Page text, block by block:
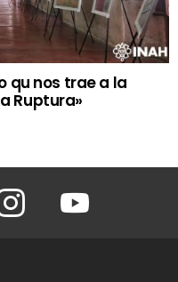
qu nos trae a la
Ruptura»
Instagram Youtube